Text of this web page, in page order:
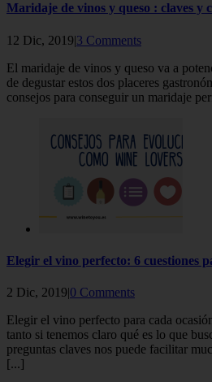
Maridaje de vinos y queso : claves y
12 Dic, 2019|3 Comments
El maridaje de vinos y queso va a
de degustar estos dos placeres
consejos para conseguir un maridaje
Elegir el vino perfecto: 6 cuestiones
2 Dic, 2019|0 Comments
Elegir el vino perfecto para cada
tanto si tenemos claro qué es lo que
preguntas claves nos puede facilitar
[...]